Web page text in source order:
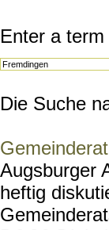
Enter a
Die Suche
Augsburger
heftig